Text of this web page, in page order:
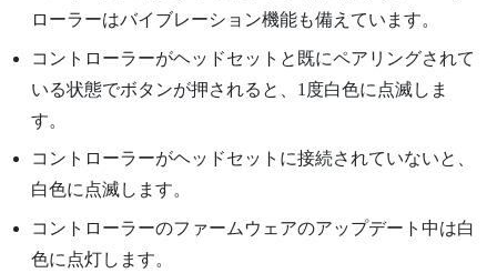
ローラーはバイブレーション機能も備えています。
コントローラーがヘッドセットと既にペアリングされて
いる状態でボタンが押されると、1度白色に点滅しま
す。
コントローラーがヘッドセットに接続されていないと、
白色に点滅します。
コントローラーのファームウェアのアップデート中は白
色に点灯します。